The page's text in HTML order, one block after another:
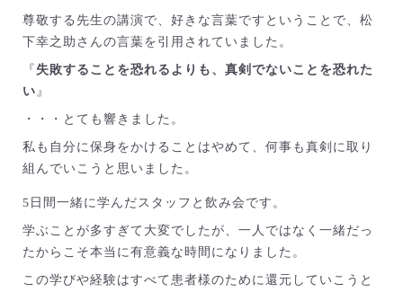
尊敬する先生の講演で、好きな言葉ですということで、松
下幸之助さんの言葉を引用されていました。
『失敗することを恐れるよりも、真剣でないことを恐れた
い 』
・・・とても響きました。
私も自分に保身をかけることはやめて、何事も真剣に取り
組んでいこうと思いました。
5日間一緒に学んだスタッフと飲み会です。
学ぶことが多すぎて大変でしたが、一人ではなく一緒だっ
たからこそ本当に有意義な時間になりました。
この学びや経験はすべて患者様のために還元していこうと